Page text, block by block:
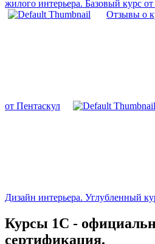
жилого интерьера. Базовый курс
Отзывы о
от Пентаскул
Дизайн интерьера. Углубленный
Курсы 1С -
сертификация.